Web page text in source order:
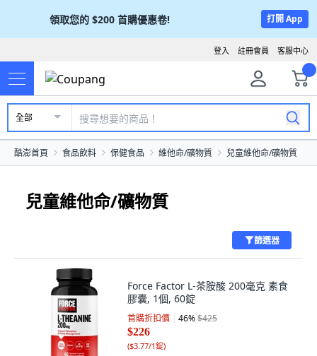
領取您的 $200 首購優惠卷! 打開 App
客服中心
註冊會員
登入
全部
酷澎首頁 食品飲料 保健食品 維他命/礦物質 兒童維他命/礦物質
兒童維他命/礦物質
篩選器
Force Factor L-茶胺酸 200毫克 素食
膠囊, 1個, 60錠
首購折扣價 46%$425
$226
($3.77/1錠)